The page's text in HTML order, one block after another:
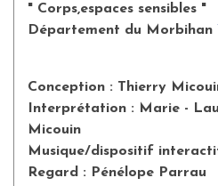
" Corps,espaces sensibles "
Département du Morbihan
Conception : Thierry
Interprétation : Marie -
Micouin
Musique/dispositif
Regard : Pénélope Parrau